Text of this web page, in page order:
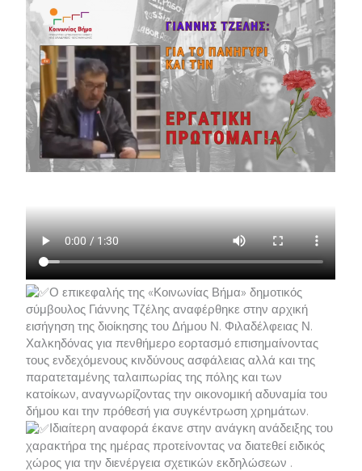
Ο επικεφαλής της «Κοινωνίας Βήμα» δημοτικός
σύμβουλος Γιάννης Τζέλης αναφέρθηκε στην αρχική
εισήγηση της διοίκησης του Δήμου Ν. Φιλαδέλφειας Ν.
Χαλκηδόνας για πενθήμερο εορτασμό επισημαίνοντας
τους ενδεχόμενους κινδύνους ασφάλειας αλλά και της
παρατεταμένης ταλαιπωρίας της πόλης και των
κατοίκων, αναγνωρίζοντας την οικονομική αδυναμία του
δήμου και την πρόθεσή για συγκέντρωση χρημάτων.
Ιδιαίτερη αναφορά έκανε στην ανάγκη ανάδειξης του
χαρακτήρα της ημέρας προτείνοντας να διατεθεί ειδικός
χώρος για την διενέργεια σχετικών εκδηλώσεων .